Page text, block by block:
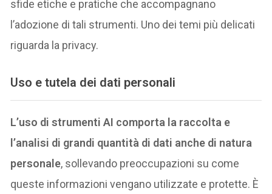
sfide etiche e pratiche che accompagnano
l’adozione di tali strumenti. Uno dei temi più delicati
riguarda la privacy.
Uso e tutela dei dati personali
L’uso di strumenti AI comporta la raccolta e
l’analisi di grandi quantità di dati anche di natura
personale, sollevando preoccupazioni su come
queste informazioni vengano utilizzate e protette. È